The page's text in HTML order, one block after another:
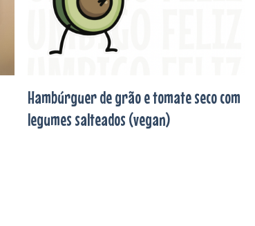
Hambúrguer de grão e tomate seco com
legumes salteados (vegan)